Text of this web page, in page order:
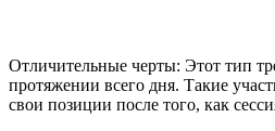
Отличительные черты: Этот тип
протяжении всего дня. Такие
свои позиции после того, как